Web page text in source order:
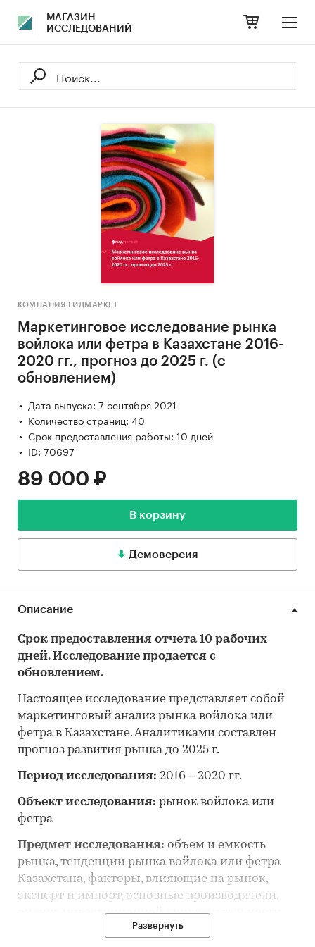
МАГАЗИН
ИССЛЕДОВАНИЙ
КОМПАНИЯ ГИДМАРКЕТ
Маркетинговое исследование рынка
войлока или фетра в Казахстане 2016-
2020 гг., прогноз до 2025 г. (с
обновлением)
Дата выпуска: 7 сентября 2021
Количество страниц: 40
Срок предоставления работы: 10 дней
ID: 70697
89 000 ₽
В корзину
Демоверсия
Описание
Срок предоставления отчета 10 рабочих
дней. Исследование продается с
обновлением.
Настоящее исследование представляет собой
маркетинговый анализ рынка войлока или
фетра в Казахстане. Аналитиками составлен
прогноз развития рынка до 2025 г.
Период исследования: 2016 – 2020 гг.
Объект исследования: рынок войлока или
фетра
Предмет исследования: объем и емкость
рынка, тенденции рынка войлока или фетра
Казахстана, факторы, влияющие на рынок,
экспорт и импорт, основные производители,
оценка инвестиционной привлекательности,
прогноз развития рынка войлока или фетра
Развернуть